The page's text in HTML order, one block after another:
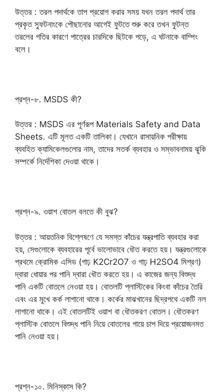
উত্তর : তরল পদার্থকে তাপ প্রয়োগ করার সময় যখন তরল পদার্থ তার
প্রকৃত স্ফুটনাংকে পৌছানোর আগেই ফুটতে শুরু করে তখন ফুটন্ত
তরলের গতির কারণে পাত্রের চারদিকে ছিটকে পড়ে, এ ঘটনাকে বাম্পিং
বলে।
প্রশ্ন-৮. MSDS কী?
উত্তর : MSDS এর পূর্ণরূপ Materials Safety and Data
Sheets. এটি মূলত একটি তালিকা। যেখানে রাসায়নিক পরীক্ষায়
ব্যবহিত ক্যামিকেলগুলোর নাম, তাদের সতর্ক ব্যবহার ও সম্ভাবনাময় ঝুকি
সম্পর্কে নির্দেশিকা দেওয়া থাকে।
প্রশ্ন-৯. ওয়াশ বোতল বলতে কী বুঝ?
উত্তর : আয়তনিক বিশ্লেষণে যে সমস্ত কাঁচের যন্ত্রপাতি ব্যবহার করা
হয়, সেগুলোকে ব্যবহারের পূর্বে ভালোভাবে ধৌত করতে হয়। যন্ত্রগুলোকে
প্রথমে ক্রোমিক এসিড (গাঢ় K2Cr2O7 ও গাঢ় H2SO4 মিশ্রণ)
দ্বারা ধোয়ার পর পানি দ্বারা ধৌত করতে হয়। এ কাজের জন্য বিশুদ্ধ
পানি একটি বোতলে নেওয়া হয়। বোতলটি প্লাস্টিকের কিংবা কাঁচের তৈরি
এবং এর মুখে কর্ক লাগানো থাকে। কর্কের মাঝখানের ছিদ্রপথে একটি নল
লাগানো থাকে। এই বোতলটিই ওয়াশ বা ধৌতকরণ বোতল। ধৌতকরণ
প্লাস্টিক বোতলে বিশুদ্ধ পানি নিয়ে বোতলের গায়ে চাপ দিয়ে প্রয়োজনমত
পানি নেওয়া হয়।
প্রশ্ন-১০. মিনিস্কাস কি?